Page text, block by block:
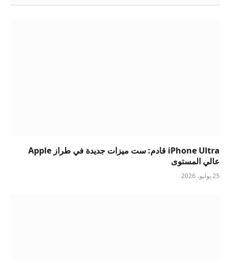
iPhone Ultra قادم: ست ميزات جديدة في طراز Apple
عالي المستوى
25 يوليو، 2026